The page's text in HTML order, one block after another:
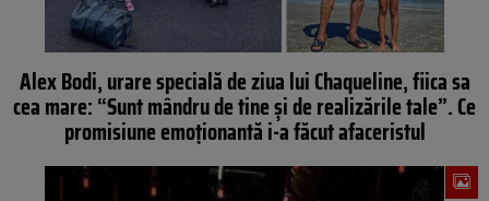
Alex Bodi, urare specială de ziua lui Chaqueline, fiica sa
cea mare: “Sunt mândru de tine și de realizările tale”. Ce
promisiune emoționantă i-a făcut afaceristul